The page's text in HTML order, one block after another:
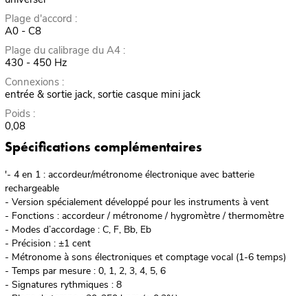
Plage d'accord :
A0 - C8
Plage du calibrage du A4 :
430 - 450 Hz
Connexions :
entrée & sortie jack, sortie casque mini jack
Poids :
0,08
Spécifications complémentaires
'- 4 en 1 : accordeur/métronome électronique avec batterie
rechargeable
- Version spécialement développé pour les instruments à vent
- Fonctions : accordeur / métronome / hygromètre / thermomètre
- Modes d’accordage : C, F, Bb, Eb
- Précision : ±1 cent
- Métronome à sons électroniques et comptage vocal (1-6 temps)
- Temps par mesure : 0, 1, 2, 3, 4, 5, 6
- Signatures rythmiques : 8